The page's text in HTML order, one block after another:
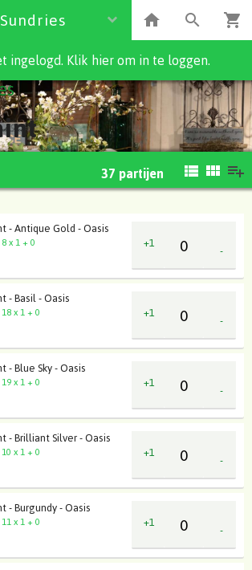
ingelogd. Klik hier om in te loggen.
37 partijen
- Antique Gold - Oasis
8 x 1 + 0 +1
-
- Basil - Oasis
18 x 1 + 0 +1
-
- Blue Sky - Oasis
19 x 1 + 0 +1
-
- Brilliant Silver - Oasis
10 x 1 + 0 +1
-
- Burgundy - Oasis
11 x 1 + 0 +1
-